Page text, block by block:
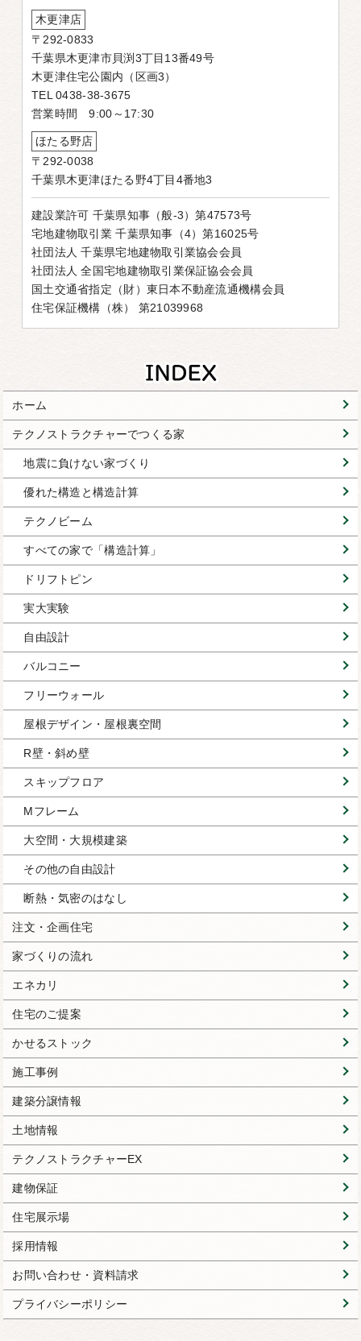
木更津店
〒292-0833
千葉県木更津市貝渕3丁目13番49号
木更津住宅公園内（区画3）
TEL 0438-38-3675
営業時間 9:00～17:30
ほたる野店
〒292-0038
千葉県木更津ほたる野4丁目4番地3
建設業許可 千葉県知事（般-3）第47573号
宅地建物取引業 千葉県知事（4）第16025号
社団法人 千葉県宅地建物取引業協会会員
社団法人 全国宅地建物取引業保証協会会員
国土交通省指定（財）東日本不動産流通機構会員
住宅保証機構（株） 第21039968
ホーム
テクノストラクチャーでつくる家
地震に負けない家づくり
優れた構造と構造計算
テクノビーム
すべての家で「構造計算」
ドリフトピン
実大実験
自由設計
バルコニー
フリーウォール
屋根デザイン・屋根裏空間
R壁・斜め壁
スキップフロア
Mフレーム
大空間・大規模建築
その他の自由設計
断熱・気密のはなし
注文・企画住宅
家づくりの流れ
エネカリ
住宅のご提案
かせるストック
施工事例
建築分譲情報
土地情報
テクノストラクチャーEX
建物保証
住宅展示場
採用情報
お問い合わせ・資料請求
プライバシーポリシー